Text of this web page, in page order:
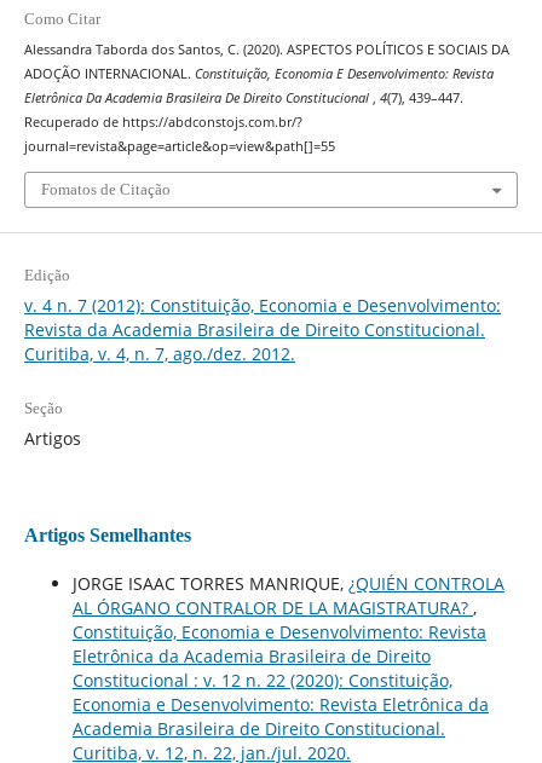
Como Citar
Alessandra Taborda dos Santos, C. (2020). ASPECTOS POLÍTICOS E SOCIAIS DA
ADOÇÃO INTERNACIONAL. Constituição, Economia E Desenvolvimento: Revista
Eletrônica Da Academia Brasileira De Direito Constitucional , 4(7), 439–447.
Recuperado de https://abdconstojs.com.br/?
journal=revista&page=article&op=view&path[]=55
Fomatos de Citação
Edição
v. 4 n. 7 (2012): Constituição, Economia e Desenvolvimento:
Revista da Academia Brasileira de Direito Constitucional.
Curitiba, v. 4, n. 7, ago./dez. 2012.
Seção
Artigos
Artigos Semelhantes
JORGE ISAAC TORRES MANRIQUE, ¿QUIÉN CONTROLA
AL ÓRGANO CONTRALOR DE LA MAGISTRATURA? ,
Constituição, Economia e Desenvolvimento: Revista
Eletrônica da Academia Brasileira de Direito
Constitucional : v. 12 n. 22 (2020): Constituição,
Economia e Desenvolvimento: Revista Eletrônica da
Academia Brasileira de Direito Constitucional.
Curitiba, v. 12, n. 22, jan./jul. 2020.